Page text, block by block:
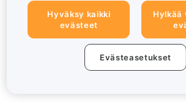
Hyväksy kaikki
evästeet
Hylkää
Evästeasetukset